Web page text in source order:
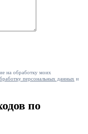
на обработку моих
персональных данных и
по